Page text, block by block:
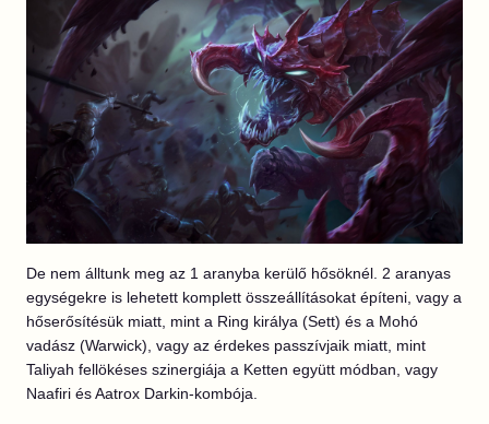
De nem álltunk meg az 1 aranyba kerülő hősöknél. 2 aranyas
egységekre is lehetett komplett összeállításokat építeni, vagy a
hőserősítésük miatt, mint a Ring királya (Sett) és a Mohó
vadász (Warwick), vagy az érdekes passzívjaik miatt, mint
Taliyah fellökéses szinergiája a Ketten együtt módban, vagy
Naafiri és Aatrox Darkin-kombója.